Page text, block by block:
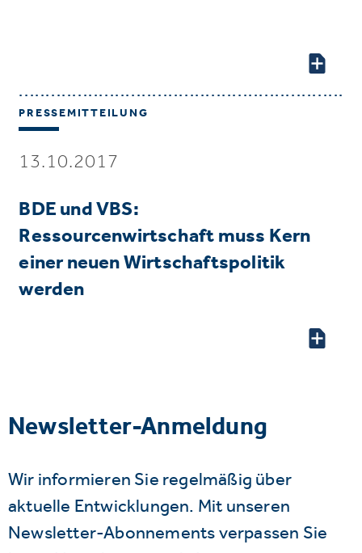
PRESSEMITTEILUNG
13.10.2017
BDE und VBS:
Ressourcenwirtschaft muss Kern
einer neuen Wirtschaftspolitik
werden
Newsletter-Anmeldung
Wir informieren Sie regelmäßig über
aktuelle Entwicklungen. Mit unseren
Newsletter-Abonnements verpassen Sie